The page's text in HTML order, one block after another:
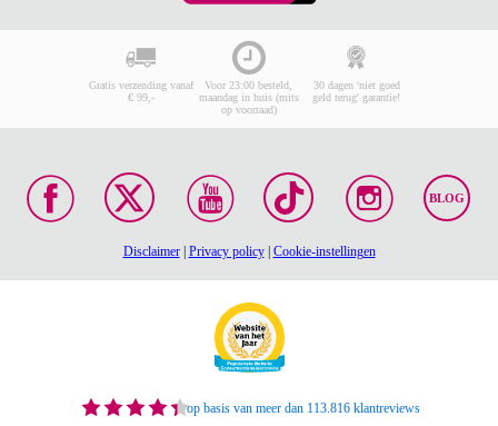
Gratis verzending vanaf
€ 99,-
Voor 23:00 besteld,
maandag in huis (mits
op voorraad)
30 dagen 'niet goed
geld terug' garantie!
BLOG
Disclaimer| Privacy policy| Cookie-instellingen
op basis van meer dan 113.816 klantreviews